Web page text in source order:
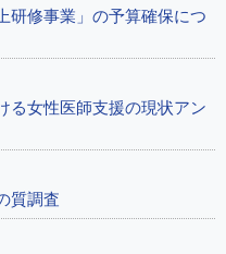
研修事業」の予算確保につ
る女性医師支援の現状アン
質調査